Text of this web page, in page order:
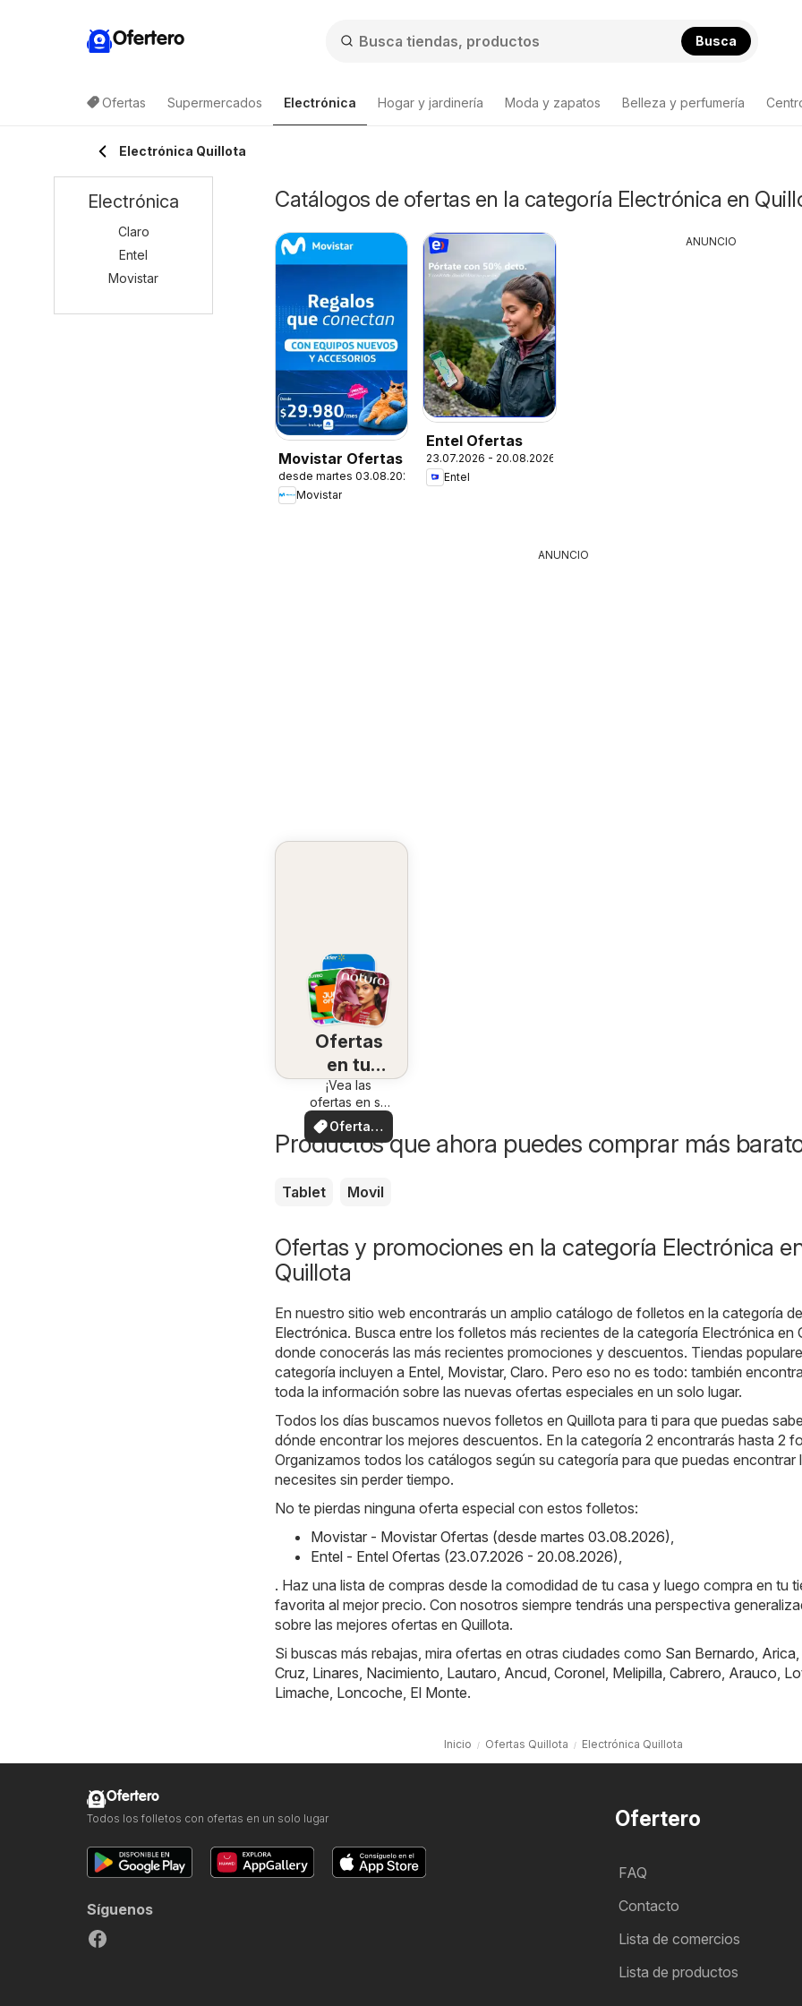
Ofertero Busca
Ofertas Supermercados Electrónica Hogar y jardinería Moda y zapatos Belleza y perfumería
Electrónica Quillota
Catálogos de ofertas en la categoría Electrónica en
Movistar Ofertas
desde martes 03.08.2026
Movistar
Entel Ofertas
23.07.2026 - 20.08.2026
Entel
ANUNCIO
ANUNCIO
Ofertas
en tu
zona
¡Vea las
ofertas en su
zona!
Ofertas
locales
Productos que ahora puedes comprar más
Tablet Movil
Ofertas y promociones en la categoría Electrónica
Quillota
En nuestro sitio web encontrarás un amplio catálogo de folletos en la categoría de
Electrónica. Busca entre los folletos más recientes de la categoría Electrónica en
donde conocerás las más recientes promociones y descuentos. Tiendas
categoría incluyen a Entel, Movistar, Claro. Pero eso no es todo: también
toda la información sobre las nuevas ofertas especiales en un solo lugar.
Todos los días buscamos nuevos folletos en Quillota para ti para que puedas
dónde encontrar los mejores descuentos. En la categoría 2 encontrarás hasta 2
Organizamos todos los catálogos según su categoría para que puedas encontrar
necesites sin perder tiempo.
No te pierdas ninguna oferta especial con estos folletos:
Movistar - Movistar Ofertas (desde martes 03.08.2026),
Entel - Entel Ofertas (23.07.2026 - 20.08.2026),
. Haz una lista de compras desde la comodidad de tu casa y luego compra en tu
favorita al mejor precio. Con nosotros siempre tendrás una perspectiva
sobre las mejores ofertas en Quillota.
Si buscas más rebajas, mira ofertas en otras ciudades como San Bernardo, Arica,
Cruz, Linares, Nacimiento, Lautaro, Ancud, Coronel, Melipilla, Cabrero, Arauco,
Limache, Loncoche, El Monte.
Inicio Ofertas Quillota Electrónica Quillota
Electrónica
Claro
Entel
Movistar
Ofertero
FAQ
Contacto
Lista de comercios
Lista de productos
Ofertero
Todos los folletos con ofertas en un solo lugar
Síguenos